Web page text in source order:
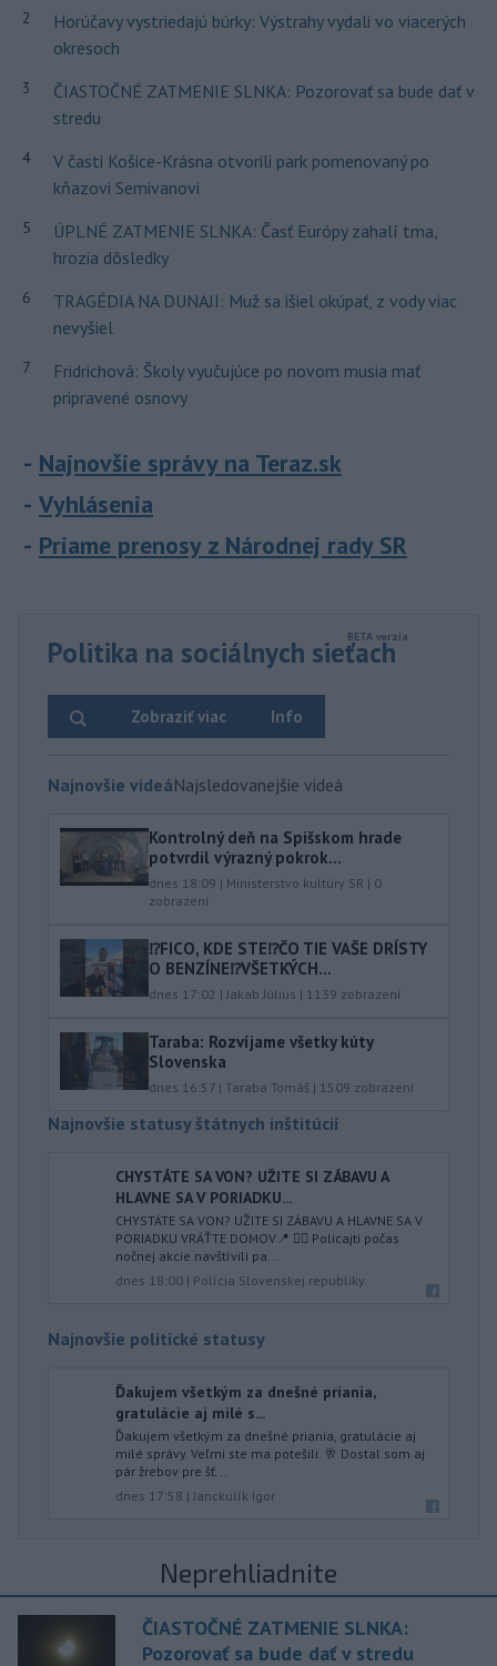
2
Horúčavy vystriedajú búrky: Výstrahy vydali vo viacerých
okresoch
3
ČIASTOČNÉ ZATMENIE SLNKA: Pozorovať sa bude dať v
stredu
4
V časti Košice-Krásna otvorili park pomenovaný po
kňazovi Semivanovi
5
ÚPLNÉ ZATMENIE SLNKA: Časť Európy zahalí tma,
hrozia dôsledky
6
TRAGÉDIA NA DUNAJI: Muž sa išiel okúpať, z vody viac
nevyšiel
7
Fridrichová: Školy vyučujúce po novom musia mať
pripravené osnovy
Najnovšie správy na Teraz.sk
Vyhlásenia
Priame prenosy z Národnej rady SR
Politika na sociálnych sieťach
Info
Zobraziť viac
Najnovšie videáNajsledovanejšie videá
Kontrolný deň na Spišskom hrade
potvrdil výrazný pokrok...
dnes 18:09 | Ministerstvo kultúry SR | 0
zobrazení
⁉️FICO, KDE STE⁉️ČO TIE VAŠE DRÍSTY
O BENZÍNE⁉️VŠETKÝCH...
dnes 17:02 | Jakab Július | 1139 zobrazení
Taraba: Rozvíjame všetky kúty
Slovenska
dnes 16:57 | Taraba Tomáš | 1509 zobrazení
Najnovšie statusy štátnych inštitúcií
CHYSTÁTE SA VON? UŽITE SI ZÁBAVU A
HLAVNE SA V PORIADKU...
CHYSTÁTE SA VON? UŽITE SI ZÁBAVU A HLAVNE SA V
PORIADKU VRÁŤTE DOMOV📍 👮‍♂️ Policajti počas
nočnej akcie navštívili pa...
dnes 18:00 | Polícia Slovenskej republiky
Najnovšie politické statusy
Ďakujem všetkým za dnešné priania,
gratulácie aj milé s...
Ďakujem všetkým za dnešné priania, gratulácie aj
milé správy. Veľmi ste ma potešili. 🥂 Dostal som aj
pár žrebov pre šť...
dnes 17:58 | Janckulík Igor
Neprehliadnite
ČIASTOČNÉ ZATMENIE SLNKA:
Pozorovať sa bude dať v stredu